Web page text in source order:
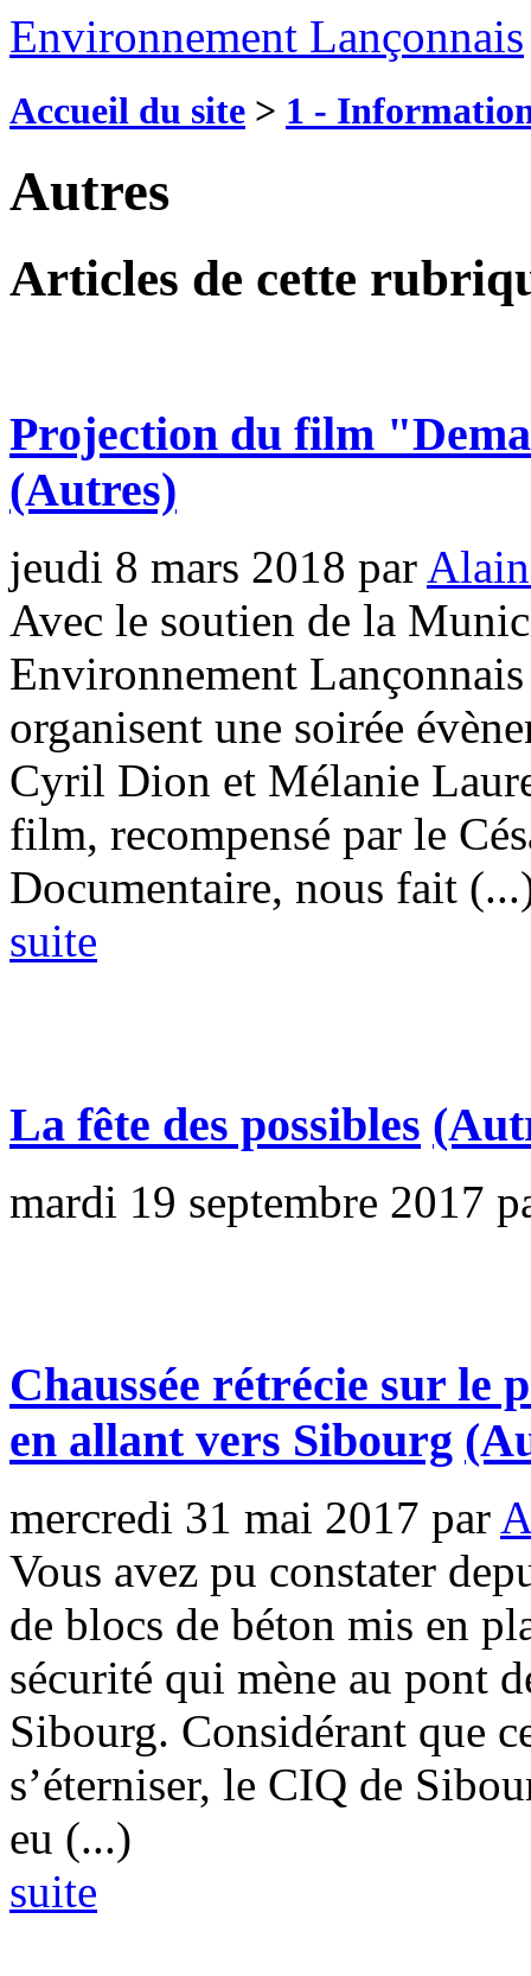
Environnement Lançonnais
Accueil du site > 1 -
Autres
Articles de cette
Projection du film
(Autres)
jeudi 8 mars 2018 par
Avec le soutien de la
Environnement
organisent une soirée
Cyril Dion et Mélanie
film, recompensé par le
Documentaire, nous fait
suite
La fête des possibles
mardi 19 septembre 2017
Chaussée rétrécie sur le
en allant vers Sibourg
mercredi 31 mai 2017 par
Vous avez pu constater
de blocs de béton mis en
sécurité qui mène au pont
Sibourg. Considérant que
s’éterniser, le CIQ de
eu (...)
suite